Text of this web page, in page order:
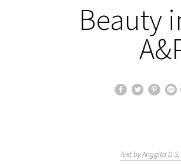
Beauty
Text by Anggita